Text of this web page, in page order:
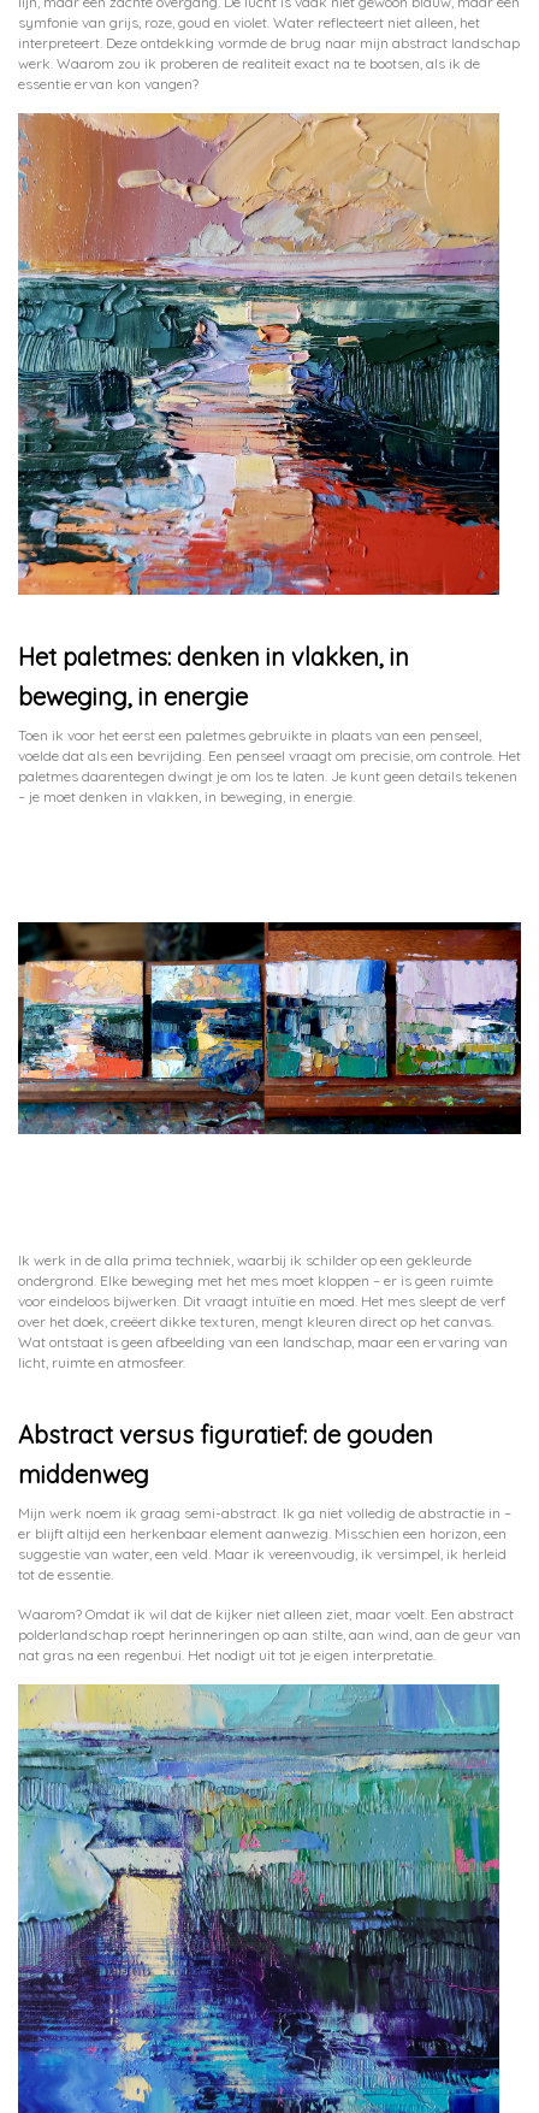
symfonie van grijs, roze, goud en violet. Water reflecteert niet alleen, het
interpreteert. Deze ontdekking vormde de brug naar mijn abstract landschap
werk. Waarom zou ik proberen de realiteit exact na te bootsen, als ik de
essentie ervan kon vangen?
Het paletmes: denken in vlakken, in
beweging, in energie
Toen ik voor het eerst een paletmes gebruikte in plaats van een penseel,
voelde dat als een bevrijding. Een penseel vraagt om precisie, om controle. Het
paletmes daarentegen dwingt je om los te laten. Je kunt geen details tekenen
– je moet denken in vlakken, in beweging, in energie.
Ik werk in de alla prima techniek, waarbij ik schilder op een gekleurde
ondergrond. Elke beweging met het mes moet kloppen – er is geen ruimte
voor eindeloos bijwerken. Dit vraagt intuïtie en moed. Het mes sleept de verf
over het doek, creëert dikke texturen, mengt kleuren direct op het canvas.
Wat ontstaat is geen afbeelding van een landschap, maar een ervaring van
licht, ruimte en atmosfeer.
Abstract versus figuratief: de gouden
middenweg
Mijn werk noem ik graag semi-abstract. Ik ga niet volledig de abstractie in –
er blijft altijd een herkenbaar element aanwezig. Misschien een horizon, een
suggestie van water, een veld. Maar ik vereenvoudig, ik versimpel, ik herleid
tot de essentie.
Waarom? Omdat ik wil dat de kijker niet alleen ziet, maar voelt. Een abstract
polderlandschap roept herinneringen op aan stilte, aan wind, aan de geur van
nat gras na een regenbui. Het nodigt uit tot je eigen interpretatie.